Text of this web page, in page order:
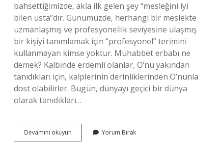
bahsettiğimizde, akla ilk gelen şey “mesleğini iyi
bilen usta”dır. Günümüzde, herhangi bir meslekte
uzmanlaşmış ve profesyonellik seviyesine ulaşmış
bir kişiyi tanımlamak için “profesyonel” terimini
kullanmayan kimse yoktur. Muhabbet erbabı ne
demek? Kalbinde erdemli olanlar, O’nu yakından
tanıdıkları için, kalplerinin derinliklerinden O’nunla
dost olabilirler. Bugün, dünyayı geçici bir dünya
olarak tanıdıkları…
Devamını okuyun
Hayal
Yorum Bırak